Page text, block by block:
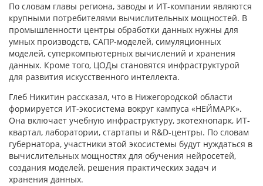
По словам главы региона, заводы и ИТ-компании являются
крупными потребителями вычислительных мощностей. В
промышленности центры обработки данных нужны для
умных производств, САПР-моделей, симуляционных
моделей, суперкомпьютерных вычислений и хранения
данных. Кроме того, ЦОДы становятся инфраструктурой
для развития искусственного интеллекта.
Глеб Никитин рассказал, что в Нижегородской области
формируется ИТ-экосистема вокруг кампуса «НЕЙМАРК».
Она включает учебную инфраструктуру, экотехнопарк, ИТ-
квартал, лаборатории, стартапы и R&D-центры. По словам
губернатора, участники этой экосистемы будут нуждаться в
вычислительных мощностях для обучения нейросетей,
создания моделей, решения практических задач и
хранения данных.